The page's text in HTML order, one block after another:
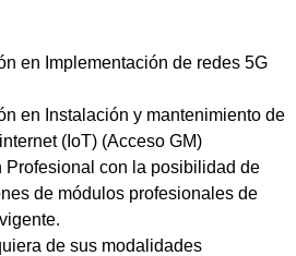
en Implementación de redes 5G
en Instalación y mantenimiento de
(IoT) (Acceso GM)
Profesional con la posibilidad de
de módulos profesionales de
de sus modalidades